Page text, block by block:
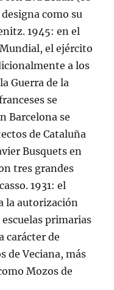
como su
1945: en el
el ejército
a los
Guerra de la
se
Barcelona se
de Cataluña
Busquets en
tres grandes
1931: el
la autorización
primarias
carácter de
de Veciana, más
Mozos de